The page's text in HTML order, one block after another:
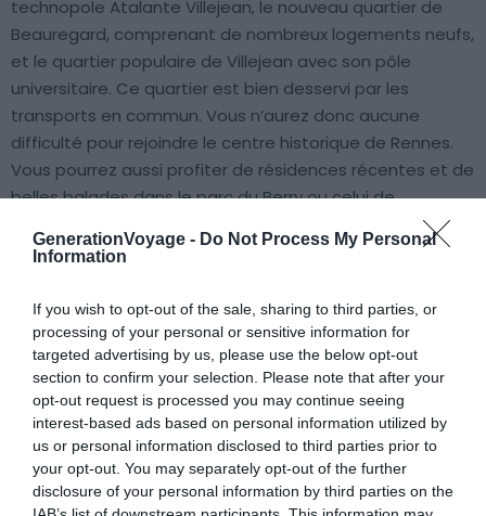
GenerationVoyage - Do Not Process My Personal
Information
If you wish to opt-out of the sale, sharing to third parties, or
processing of your personal or sensitive information for
targeted advertising by us, please use the below opt-out
section to confirm your selection. Please note that after your
opt-out request is processed you may continue seeing
interest-based ads based on personal information utilized by
us or personal information disclosed to third parties prior to
your opt-out. You may separately opt-out of the further
disclosure of your personal information by third parties on the
technopole Atalante Villejean, le nouveau quartier de
Beauregard, comprenant de nombreux logements neufs,
et le quartier populaire de Villejean avec son pôle
universitaire. Ce quartier est bien desservi par les
transports en commun. Vous n’aurez donc aucune
difficulté pour rejoindre le centre historique de Rennes.
Vous pourrez aussi profiter de résidences récentes et de
belles balades dans le parc du Berry ou celui de
vous pouvez consulter l’offre de logements sur les
plateformes de locations. Des appartements et
maisons sont disponibles, pour tous les budgets. Vous
devriez donc aisément trouver votre bonheur.
Trouver un hôtel à Villejean Beauregard
Trouver un Airbnb à Villejean Beauregard